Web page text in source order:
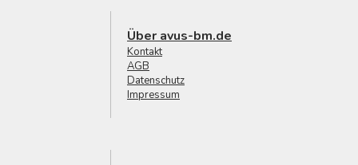
Über avus-bm.de
Kontakt
AGB
Datenschutz
Impressum